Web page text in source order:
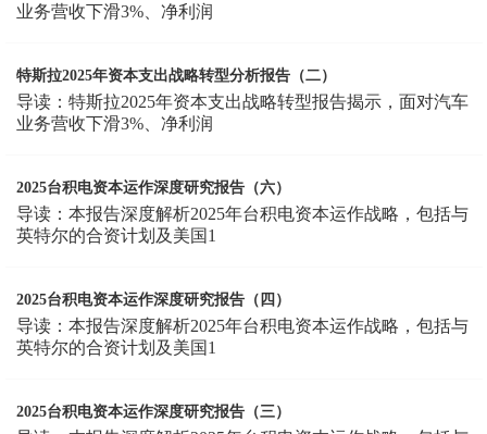
业务营收下滑3%、净利润
特斯拉2025年资本支出战略转型分析报告（二）
导读：特斯拉2025年资本支出战略转型报告揭示，面对汽车
业务营收下滑3%、净利润
2025台积电资本运作深度研究报告（六）
导读：本报告深度解析2025年台积电资本运作战略，包括与
英特尔的合资计划及美国1
2025台积电资本运作深度研究报告（四）
导读：本报告深度解析2025年台积电资本运作战略，包括与
英特尔的合资计划及美国1
2025台积电资本运作深度研究报告（三）